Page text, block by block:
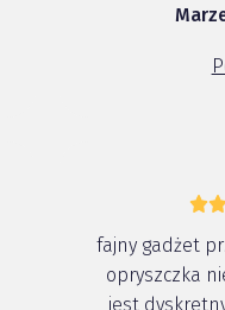
fajny gadżet
opryszczka
jest